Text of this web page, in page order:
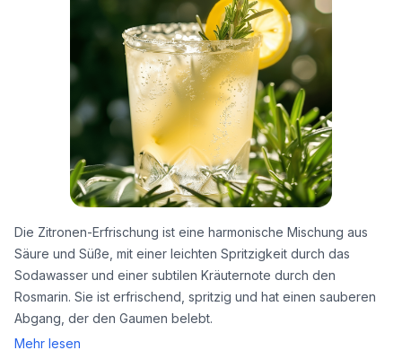
Die Zitronen-Erfrischung ist eine harmonische Mischung aus
Säure und Süße, mit einer leichten Spritzigkeit durch das
Sodawasser und einer subtilen Kräuternote durch den
Rosmarin. Sie ist erfrischend, spritzig und hat einen sauberen
Abgang, der den Gaumen belebt.
Mehr lesen